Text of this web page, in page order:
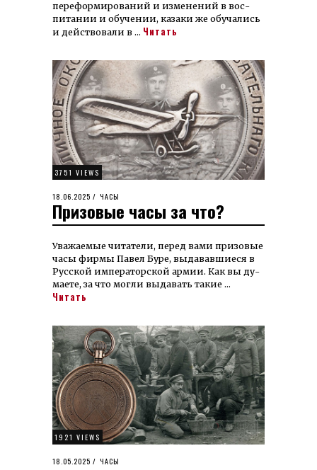
пере­фор­миро­ва­ний и из­менений в вос­
питании и обу­чении, казаки же обучались
и дей­ство­ва­ли в … Читать
3751 VIEWS
POSTED
ON
18.06.2025 07.07.2025
ЧАСЫ
Призовые часы за что?
Уважаемые читатели, перед вами призовые
часы фирмы Павел Буре, выдавав­шиеся в
Русской импе­раторской армии. Как вы ду­
мае­те, за что могли выдавать такие …
Читать
1921 VIEWS
POSTED
18.05.2025 19.05.2025
ЧАСЫ